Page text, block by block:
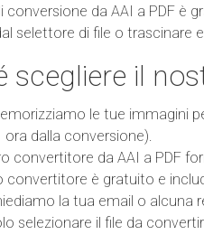
conversione da AAI a PDF è
selettore di file o trascinare
scegliere il
le tue immagini
ora dalla conversione).
convertitore da AAI a PDF
convertitore è gratuito e
la tua email o alcuna
selezionare il file da